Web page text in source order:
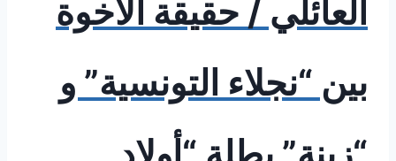
العائلي / حقيقة الأخوة
بين “نجلاء التونسية” و